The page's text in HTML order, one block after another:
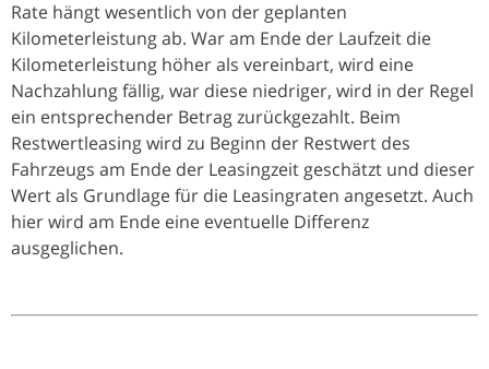
Rate hängt wesentlich von der geplanten
Kilometerleistung ab. War am Ende der Laufzeit die
Kilometerleistung höher als vereinbart, wird eine
Nachzahlung fällig, war diese niedriger, wird in der Regel
ein entsprechender Betrag zurückgezahlt. Beim
Restwertleasing wird zu Beginn der Restwert des
Fahrzeugs am Ende der Leasingzeit geschätzt und dieser
Wert als Grundlage für die Leasingraten angesetzt. Auch
hier wird am Ende eine eventuelle Differenz
ausgeglichen.